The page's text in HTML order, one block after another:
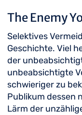
The Enemy
Selektives
Geschichte. Viel
der
unbeabsichtigte
schwieriger zu
Publikum dessen
Lärm der